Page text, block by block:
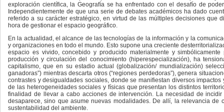
exploración científica, la Geografía se ha enfrentado con el desafío de
Independientemente de que una serie de debates académicos ha dado
referido a su carácter estratégico, en virtud de las múltiples decisiones que
hora de gestionar el espacio geográfico.
En la actualidad, el alcance de las tecnologías de la información y la
y organizaciones en todo el mundo. Esto supone una creciente
espacio es vivido, concebido y producido materialmente y
producción y circulación del conocimiento (hiperespecialización), ha
capitalismo, que en su estadio actual (globalización/ mundialización)
ganadoras”) mientras descarta otros (“regiones perdedoras”), genera
contrastes y desigualdades sociales, donde se manifiestan diversos
de las heterogeneidades sociales y físicas que presentan los distintos
finalidad de llevar a cabo acciones de intervención. La necesidad de
desaparece, sino que asume nuevas modalidades. De allí, la relevancia
sustentabilidad del ambiente.